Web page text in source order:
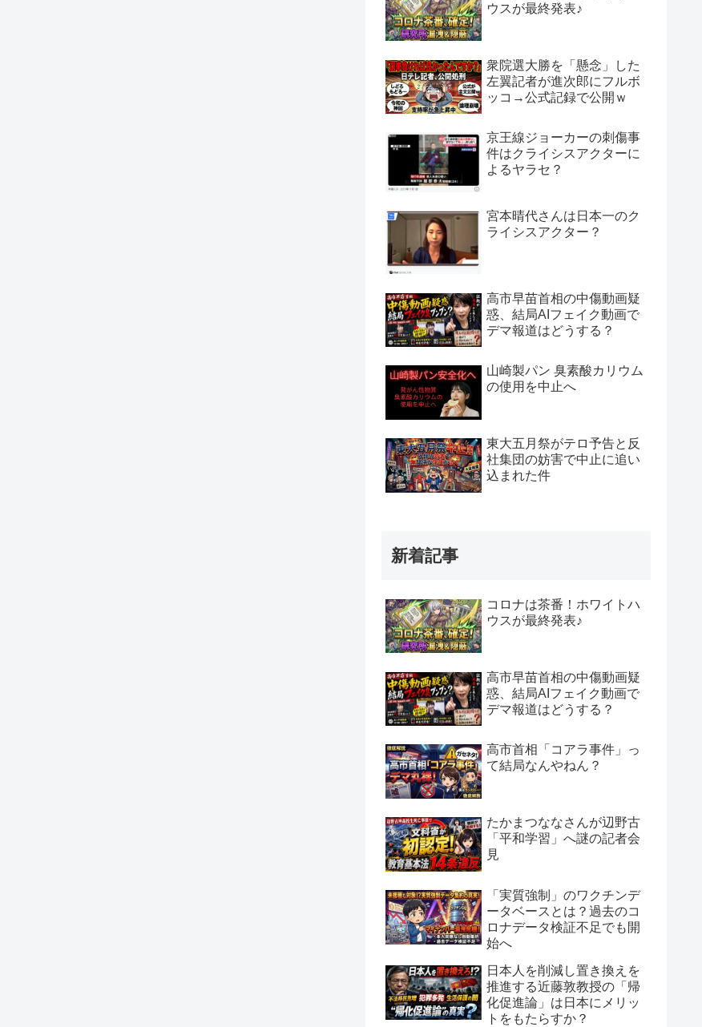
ウスが最終発表♪
衆院選大勝を「懸念」した
左翼記者が進次郎にフルボ
ッコ→公式記録で公開ｗ
京王線ジョーカーの刺傷事
件はクライシスアクターに
よるヤラセ？
宮本晴代さんは日本一のク
ライシスアクター？
高市早苗首相の中傷動画疑
惑、結局AIフェイク動画で
デマ報道はどうする？
山崎製パン 臭素酸カリウム
の使用を中止へ
東大五月祭がテロ予告と反
社集団の妨害で中止に追い
込まれた件
新着記事
コロナは茶番！ホワイトハ
ウスが最終発表♪
高市早苗首相の中傷動画疑
惑、結局AIフェイク動画で
デマ報道はどうする？
高市首相「コアラ事件」っ
て結局なんやねん？
たかまつななさんが辺野古
「平和学習」へ謎の記者会
見
「実質強制」のワクチンデ
ータベースとは？過去のコ
ロナデータ検証不足でも開
始へ
日本人を削減し置き換えを
推進する近藤敦教授の「帰
化促進論」は日本にメリッ
トをもたらすか？